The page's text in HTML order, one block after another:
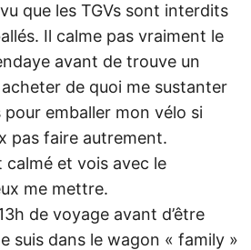
que les TGVs sont interdits
Il calme pas vraiment le
avant de trouve un
de quoi me sustanter
emballer mon vélo si
pas faire autrement.
et vois avec le
me mettre.
de voyage avant d’être
suis dans le wagon « family »